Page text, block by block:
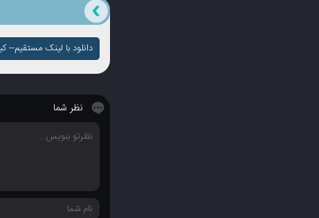
دانلود با لینک مستقیم--
نظر شما